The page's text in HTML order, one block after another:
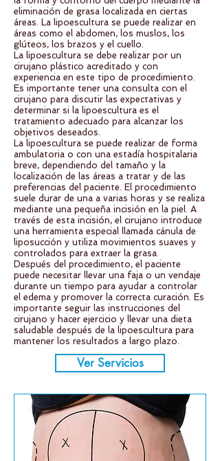
eliminación de grasa localizada en ciertas
áreas. La lipoescultura se puede realizar en
áreas como el abdomen, los muslos, los
glúteos, los brazos y el cuello.
La lipoescultura se debe realizar por un
cirujano plástico acreditado y con
experiencia en este tipo de procedimiento.
Es importante tener una consulta con el
cirujano para discutir las expectativas y
determinar si la lipoescultura es el
tratamiento adecuado para alcanzar los
objetivos deseados.
La lipoescultura se puede realizar de forma
ambulatoria o con una estadía hospitalaria
breve, dependiendo del tamaño y la
localización de las áreas a tratar y de las
preferencias del paciente. El procedimiento
suele durar de una a varias horas y se realiza
mediante una pequeña incisión en la piel. A
través de esta incisión, el cirujano introduce
una herramienta especial llamada cánula de
liposucción y utiliza movimientos suaves y
controlados para extraer la grasa.
Después del procedimiento, el paciente
puede necesitar llevar una faja o un vendaje
durante un tiempo para ayudar a controlar
el edema y promover la correcta curación. Es
importante seguir las instrucciones del
cirujano y hacer ejercicio y llevar una dieta
saludable después de la lipoescultura para
mantener los resultados a largo plazo.
Ver Servicios